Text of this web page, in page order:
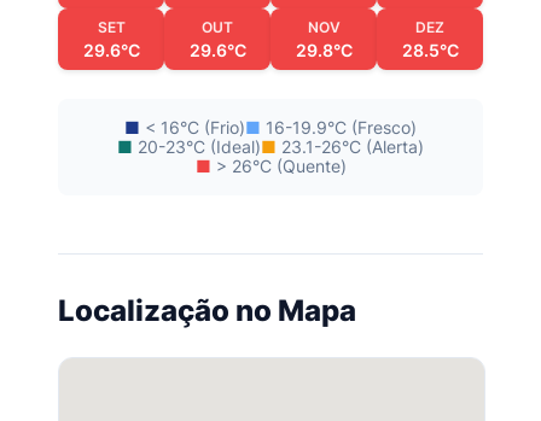
SET
29.6°C
OUT
29.6°C
NOV
29.8°C
DEZ
28.5°C
■ < 16°C (Frio)■ 16-19.9°C (Fresco)
■ 20-23°C (Ideal)■ 23.1-26°C (Alerta)
■ > 26°C (Quente)
Localização no Mapa